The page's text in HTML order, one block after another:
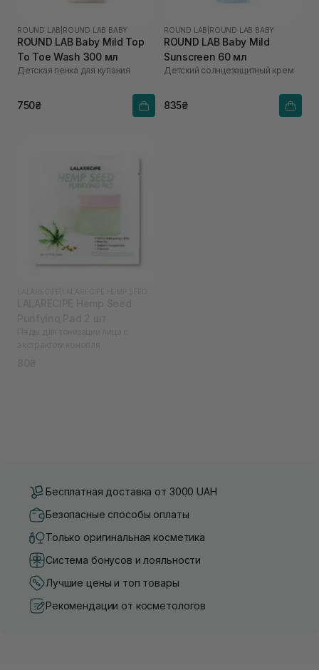
ROUND LAB ROUND LAB BABY
ROUND LAB Baby Mild Top
To Toe Wash 300 мл
Детская пенка для купания
750₴
ROUND LAB ROUND LAB BABY
ROUND LAB Baby Mild
Sunscreen 60 мл
Детский солнцезащитный крем
835₴
Бесплатная доставка от 3000 UAH
Безопасные способы оплаты
Только оригинальная косметика
Система бонусов и лояльности
Лучшие цены и топ товары
Рекомендации от косметологов